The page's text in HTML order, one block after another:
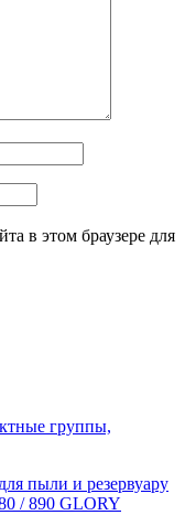
в этом браузере для
группы,
пыли и резервуару
/ 890 GLORY